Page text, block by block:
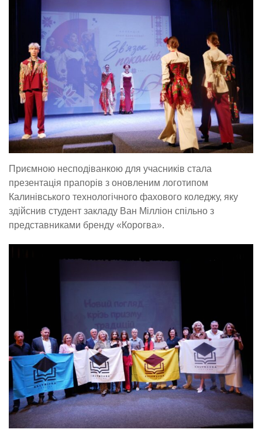
Приємною несподіванкою для учасників стала
презентація прапорів з оновленим логотипом
Калинівського технологічного фахового коледжу, яку
здійснив студент закладу Ван Мілліон спільно з
представниками бренду «Корогва».